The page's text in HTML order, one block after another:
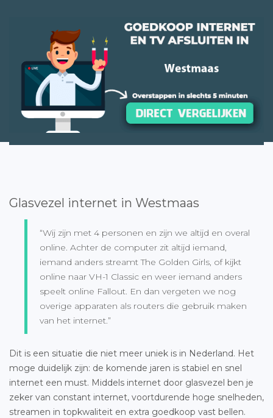
Glasvezel internet in Westmaas
“Wij zijn met 4 personen en zijn we altijd en overal
online. Achter de computer zit altijd iemand,
iemand anders streamt The Golden Girls, of kijkt
online naar VH-1 Classic en weer iemand anders
speelt online Fallout. En dan vergeten we nog
overige apparaten als routers die gebruik maken
van het internet.”
Dit is een situatie die niet meer uniek is in Nederland. Het
moge duidelijk zijn: de komende jaren is stabiel en snel
internet een must. Middels internet door glasvezel ben je
zeker van constant internet, voortdurende hoge snelheden,
streamen in topkwaliteit en extra goedkoop vast bellen.